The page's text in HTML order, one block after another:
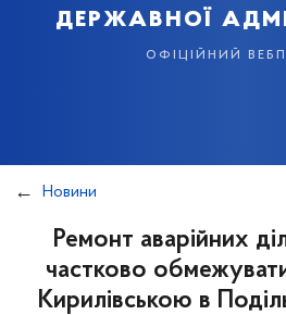
державної
офіційний
Новини
Ремонт аварійних
частково
Кирилівською в